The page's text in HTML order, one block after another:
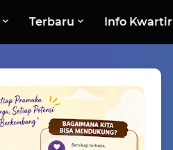
Terbaru Info Kwartir